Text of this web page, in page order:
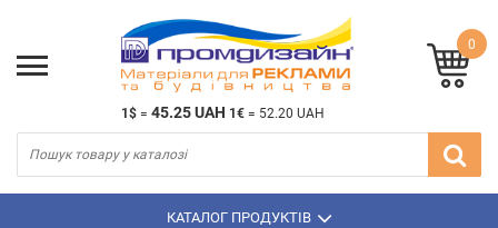
1$ = 45.25 UAH 1€ = 52.20 UAH
0
КАТАЛОГ ПРОДУКТІВ